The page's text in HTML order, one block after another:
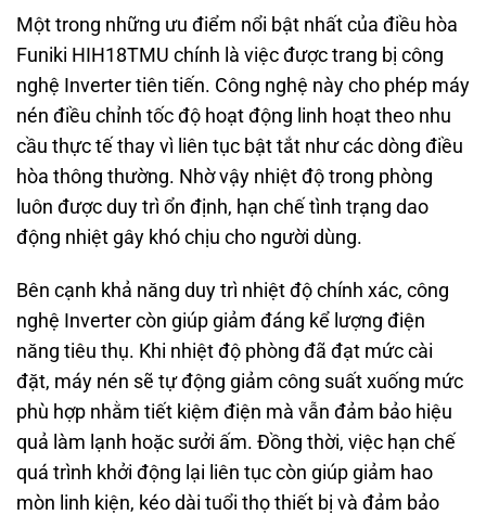
Một trong những ưu điểm nổi bật nhất của điều hòa
Funiki HIH18TMU chính là việc được trang bị công
nghệ Inverter tiên tiến. Công nghệ này cho phép máy
nén điều chỉnh tốc độ hoạt động linh hoạt theo nhu
cầu thực tế thay vì liên tục bật tắt như các dòng điều
hòa thông thường. Nhờ vậy nhiệt độ trong phòng
luôn được duy trì ổn định, hạn chế tình trạng dao
động nhiệt gây khó chịu cho người dùng.
Bên cạnh khả năng duy trì nhiệt độ chính xác, công
nghệ Inverter còn giúp giảm đáng kể lượng điện
năng tiêu thụ. Khi nhiệt độ phòng đã đạt mức cài
đặt, máy nén sẽ tự động giảm công suất xuống mức
phù hợp nhằm tiết kiệm điện mà vẫn đảm bảo hiệu
quả làm lạnh hoặc sưởi ấm. Đồng thời, việc hạn chế
quá trình khởi động lại liên tục còn giúp giảm hao
mòn linh kiện, kéo dài tuổi thọ thiết bị và đảm bảo